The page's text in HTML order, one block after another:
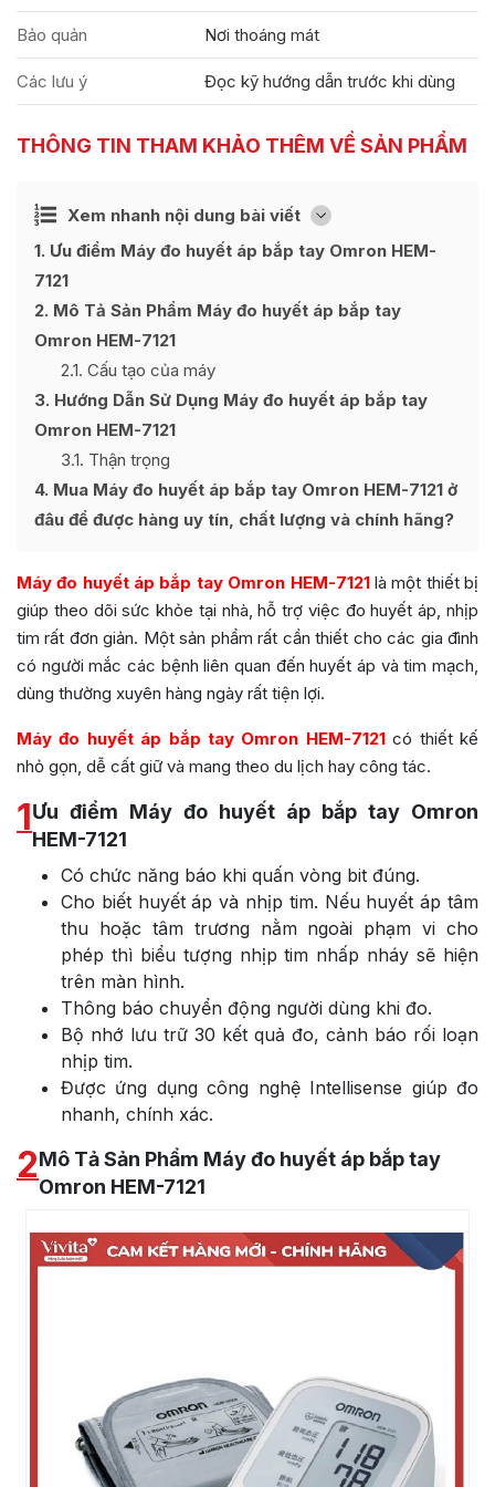
Bảo quản Nơi thoáng mát
Các lưu ý Đọc kỹ hướng dẫn trước khi dùng
THÔNG TIN THAM KHẢO THÊM VỀ SẢN PHẨM
Xem nhanh nội dung bài viết [
Ẩn
1 Ưu điểm Máy đo huyết áp bắp tay Omron HEM-
7121
2 Mô Tả Sản Phẩm Máy đo huyết áp bắp tay
Omron HEM-7121
2.1 Cấu tạo của máy
3 Hướng Dẫn Sử Dụng Máy đo huyết áp bắp tay
Omron HEM-7121
3.1 Thận trọng
4 Mua Máy đo huyết áp bắp tay Omron HEM-7121 ở
đâu để được hàng uy tín, chất lượng và chính hãng?
Máy đo huyết áp bắp tay Omron HEM-7121 là một thiết bị
giúp theo dõi sức khỏe tại nhà, hỗ trợ việc đo huyết áp, nhịp
tim rất đơn giản. Một sản phẩm rất cần thiết cho các gia đình
có người mắc các bệnh liên quan đến huyết áp và tim mạch,
dùng thường xuyên hàng ngày rất tiện lợi.
Máy đo huyết áp bắp tay Omron HEM-7121có thiết kế
nhỏ gọn, dễ cất giữ và mang theo du lịch hay công tác.
1Ưu điểm Máy đo huyết áp bắp tay Omron
HEM-7121
Có chức năng báo khi quấn vòng bit đúng.
Cho biết huyết áp và nhịp tim. Nếu huyết áp tâm
thu hoặc tâm trương nằm ngoài phạm vi cho
phép thì biểu tượng nhịp tim nhấp nháy sẽ hiện
trên màn hình.
Thông báo chuyển động người dùng khi đo.
Bộ nhớ lưu trữ 30 kết quả đo, cảnh báo rối loạn
nhịp tim.
Được ứng dụng công nghệ Intellisense giúp đo
nhanh, chính xác.
2Mô Tả Sản Phẩm Máy đo huyết áp bắp tay
Omron HEM-7121